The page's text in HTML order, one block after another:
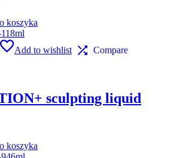
koszyka
Add to wishlist Compare
sculpting liquid
koszyka